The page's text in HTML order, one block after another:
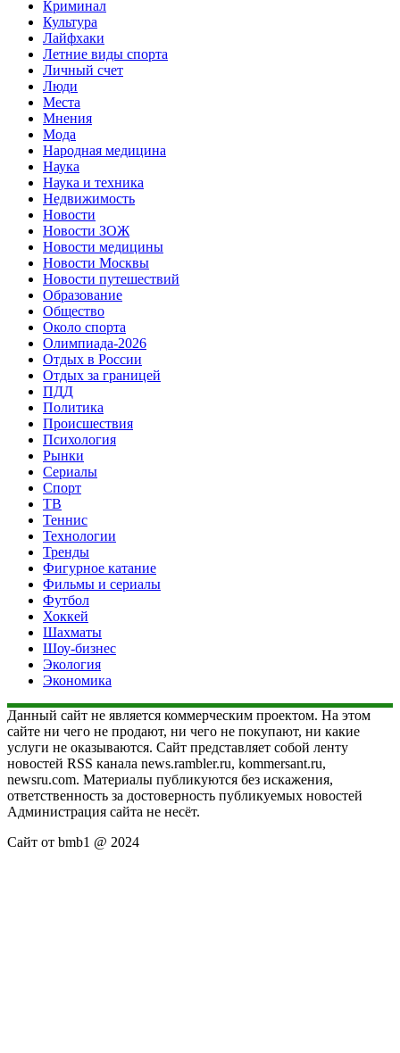
Криминал
Культура
Лайфхаки
Летние виды спорта
Личный счет
Люди
Места
Мнения
Мода
Народная медицина
Наука
Наука и техника
Недвижимость
Новости
Новости ЗОЖ
Новости медицины
Новости Москвы
Новости путешествий
Образование
Общество
Около спорта
Олимпиада-2026
Отдых в России
Отдых за границей
ПДД
Политика
Происшествия
Психология
Рынки
Сериалы
Спорт
ТВ
Теннис
Технологии
Тренды
Фигурное катание
Фильмы и сериалы
Футбол
Хоккей
Шахматы
Шоу-бизнес
Экология
Экономика
Данный сайт не является коммерческим проектом. На этом
сайте ни чего не продают, ни чего не покупают, ни какие
услуги не оказываются. Сайт представляет собой ленту
новостей RSS канала news.rambler.ru, kommersant.ru,
newsru.com. Материалы публикуются без искажения,
ответственность за достоверность публикуемых новостей
Администрация сайта не несёт.
Сайт от bmb1 @ 2024